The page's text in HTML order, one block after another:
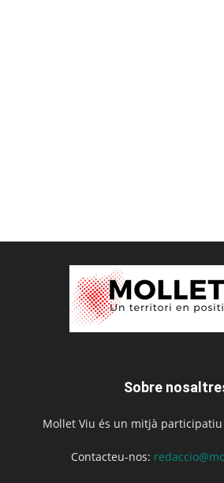
Sobre
Mollet Viu és un mitjà
Contacteu-nos: